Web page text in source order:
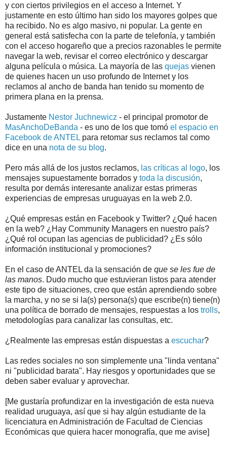
y con ciertos privilegios en el acceso a Internet. Y
justamente en esto último han sido los mayores golpes que
ha recibido. No es algo masivo, ni popular. La gente en
general está satisfecha con la parte de telefonía, y también
con el acceso hogareño que a precios razonables le permite
navegar la web, revisar el correo electrónico y descargar
alguna película o música. La mayoría de las quejas vienen
de quienes hacen un uso profundo de Internet y los
reclamos al ancho de banda han tenido su momento de
primera plana en la prensa.
Justamente Nestor Juchnewicz - el principal promotor de
MasAnchoDeBanda - es uno de los que tomó el espacio en
Facebook de ANTEL para retomar sus reclamos tal como
dice en una nota de su blog.
Pero más allá de los justos reclamos, las críticas al logo, los
mensajes supuestamente borrados y toda la discusión,
resulta por demás interesante analizar estas primeras
experiencias de empresas uruguayas en la web 2.0.
¿Qué empresas están en Facebook y Twitter? ¿Qué hacen
en la web? ¿Hay Community Managers en nuestro país?
¿Qué rol ocupan las agencias de publicidad? ¿Es sólo
información institucional y promociones?
En el caso de ANTEL da la sensación de que se les fue de
las manos. Dudo mucho que estuvieran listos para atender
este tipo de situaciones, creo que están aprendiendo sobre
la marcha, y no se si la(s) persona(s) que escribe(n) tiene(n)
una política de borrado de mensajes, respuestas a los trolls,
metodologías para canalizar las consultas, etc.
¿Realmente las empresas están dispuestas a escuchar?
Las redes sociales no son simplemente una "linda ventana"
ni "publicidad barata". Hay riesgos y oportunidades que se
deben saber evaluar y aprovechar.
[Me gustaría profundizar en la investigación de esta nueva
realidad uruguaya, así que si hay algún estudiante de la
licenciatura en Administración de Facultad de Ciencias
Económicas que quiera hacer monografía, que me avise]